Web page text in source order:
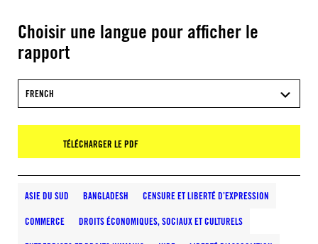
Choisir une langue pour afficher le
rapport
FRENCH
TÉLÉCHARGER LE PDF
ASIE DU SUD BANGLADESH CENSURE ET LIBERTÉ D’EXPRESSION
COMMERCE DROITS ÉCONOMIQUES, SOCIAUX ET CULTURELS